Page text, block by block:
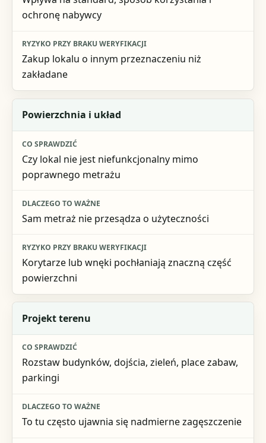
ochronę nabywcy
Zakup lokalu o innym przeznaczeniu niż
zakładane
Powierzchnia i układ
Czy lokal nie jest niefunkcjonalny mimo
poprawnego metrażu
Sam metraż nie przesądza o użyteczności
Korytarze lub wnęki pochłaniają znaczną część
powierzchni
Projekt terenu
Rozstaw budynków, dojścia, zieleń, place zabaw,
parkingi
To tu często ujawnia się nadmierne zagęszczenie